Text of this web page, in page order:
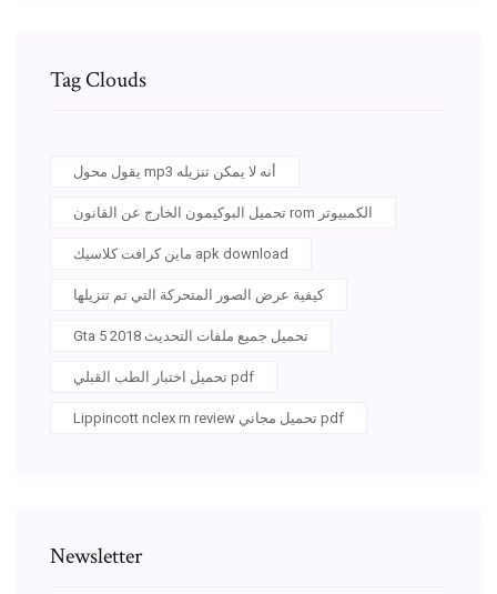
Tag Clouds
يقول محول mp3 أنه لا يمكن تنزيله
تحميل البوكيمون الخارج عن القانون rom الكمبيوتر
ماين كرافت كلاسيك apk download
كيفية عرض الصور المتحركة التي تم تنزيلها
Gta 5 تحميل جميع ملفات التحديث 2018
تحميل اختبار الطب القبلي pdf
Lippincott nclex rn review تحميل مجاني pdf
Newsletter